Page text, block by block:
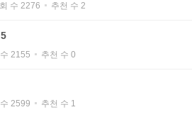
수 2276 추천 수 2
5
2155 추천 수 0
2599 추천 수 1